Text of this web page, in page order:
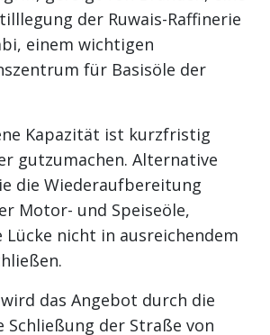
der Ruwais-Raffinerie
einem wichtigen
für Basisöle der
Kapazität ist kurzfristig
gutzumachen. Alternative
die Wiederaufbereitung
Motor- und Speiseöle,
Lücke nicht in ausreichendem
das Angebot durch die
Schließung der Straße von